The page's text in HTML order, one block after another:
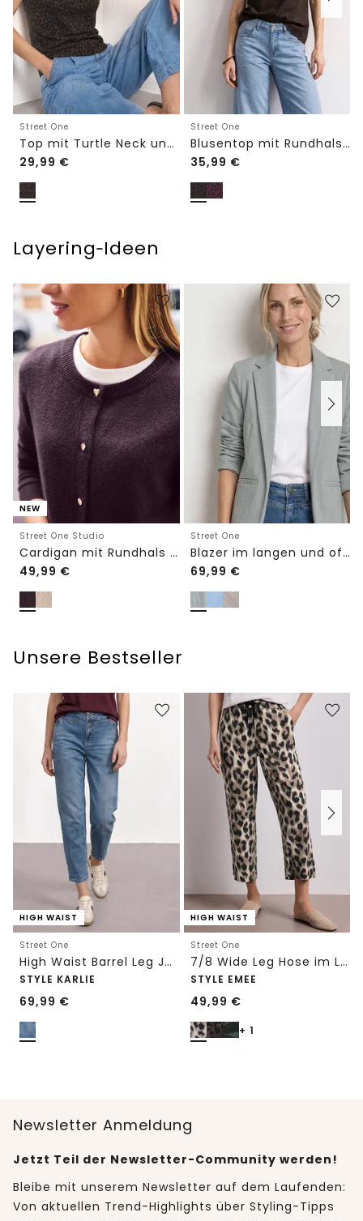
Street One
Top mit Turtle Neck und Leo-Print
29,99 €
Street One
Blusentop mit Rundhals und Cut-Out-Detail
35,99 €
Layering‑Ideen
NEW
Street One Studio
Cardigan mit Rundhals und Knöpfen
49,99 €
Street One
Blazer im langen und offenen Schnitt
69,99 €
Unsere Bestseller
HIGH WAIST
Street One
High Waist Barrel Leg Jeans im Loose Fit
STYLE KARLIE
69,99 €
HIGH WAIST
Street One
7/8 Wide Leg Hose im Loose Fit mit Print
STYLE EMEE
49,99 €
+ 1
Newsletter Anmeldung
Jetzt Teil der Newsletter-Community werden!
Bleibe mit unserem Newsletter auf dem Laufenden:
Von aktuellen Trend-Highlights über Styling-Tipps